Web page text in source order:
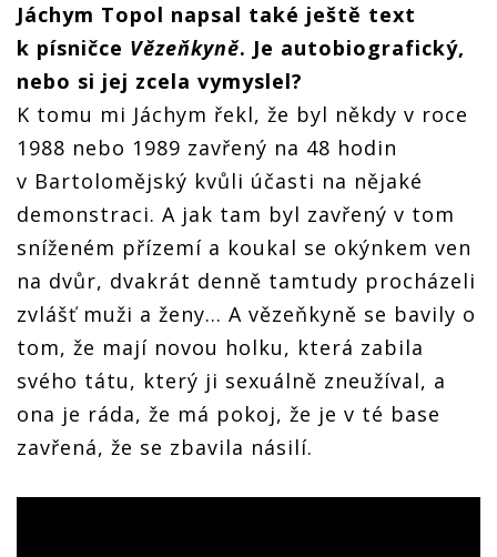
Jáchym Topol napsal také ještě text
k písničce Vězeňkyně. Je autobiografický,
nebo si jej zcela vymyslel?
K tomu mi Jáchym řekl, že byl někdy v roce
1988 nebo 1989 zavřený na 48 hodin
v Bartolomějský kvůli účasti na nějaké
demonstraci. A jak tam byl zavřený v tom
sníženém přízemí a koukal se okýnkem ven
na dvůr, dvakrát denně tamtudy procházeli
zvlášť muži a ženy... A vězeňkyně se bavily o
tom, že mají novou holku, která zabila
svého tátu, který ji sexuálně zneužíval, a
ona je ráda, že má pokoj, že je v té base
zavřená, že se zbavila násilí.